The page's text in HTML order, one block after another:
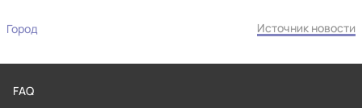
Город Источник новости
FAQ